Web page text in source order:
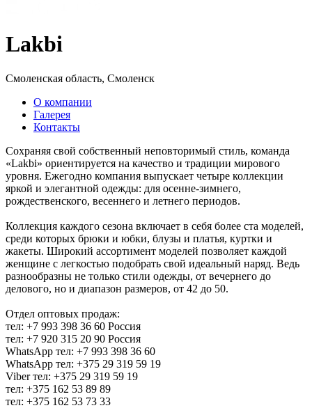
Lakbi
Смоленская область, Смоленск
О компании
Галерея
Контакты
Сохраняя свой собственный неповторимый стиль, команда
«Lakbi» ориентируется на качество и традиции мирового
уровня. Ежегодно компания выпускает четыре коллекции
яркой и элегантной одежды: для осенне-зимнего,
рождественского, весеннего и летнего периодов.
Коллекция каждого сезона включает в себя более ста моделей,
среди которых брюки и юбки, блузы и платья, куртки и
жакеты. Широкий ассортимент моделей позволяет каждой
женщине с легкостью подобрать свой идеальный наряд. Ведь
разнообразны не только стили одежды, от вечернего до
делового, но и диапазон размеров, от 42 до 50.
Отдел оптовых продаж:
тел: +7 993 398 36 60 Россия
тел: +7 920 315 20 90 Россия
WhatsApp тел: +7 993 398 36 60
WhatsApp тел: +375 29 319 59 19
Viber тел: +375 29 319 59 19
тел: +375 162 53 89 89
тел: +375 162 53 73 33